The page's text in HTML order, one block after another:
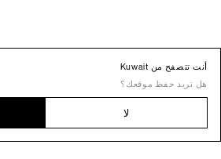
أنت تتصفح من Kuwait
هل تريد حفظ موقعك؟
لا